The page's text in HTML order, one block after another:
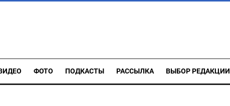
ФОТО ПОДКАСТЫ РАССЫЛКА ВЫБОР РЕДАКЦИИ